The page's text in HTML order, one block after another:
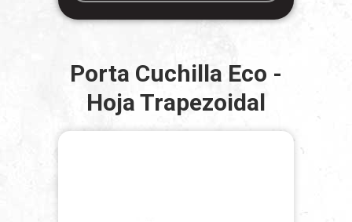
Porta Cuchilla Eco -
Hoja Trapezoidal